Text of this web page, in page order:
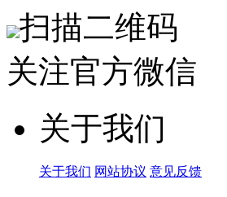
扫描二维码
关注官方微信
关于我们
关于我们 网站协议 意见反馈